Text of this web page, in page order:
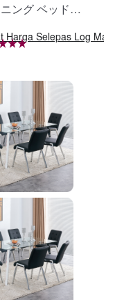
グ ベッド固
定 腹筋器具
シン 足を押さ
ング器具 エク
イズ ダイエット
0
Harga Selepas Log